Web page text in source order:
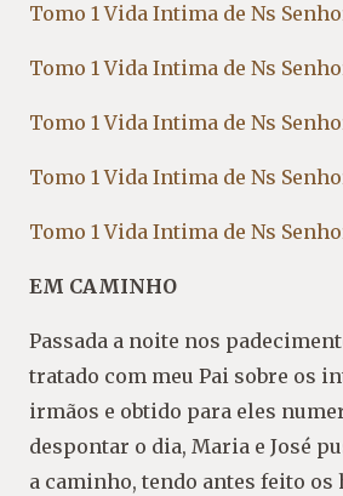
Tomo 1 Vida Intima de Ns
Tomo 1 Vida Intima de Ns
Tomo 1 Vida Intima de Ns
Tomo 1 Vida Intima de Ns
Tomo 1 Vida Intima de Ns
EM CAMINHO
Passada a noite nos
tratado com meu Pai sobre os
irmãos e obtido para eles
despontar o dia, Maria e José
a caminho, tendo antes feito os